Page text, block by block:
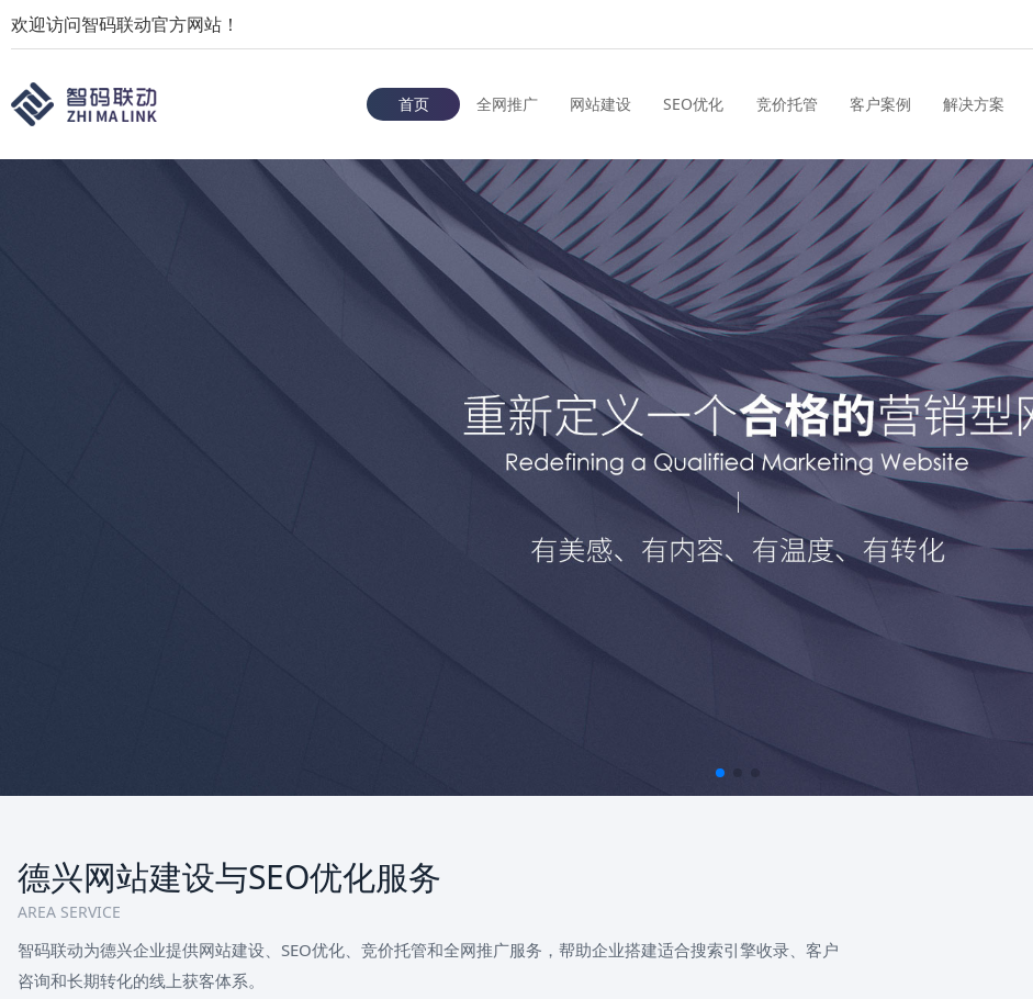
欢迎访问智码联动官方网站！
首页 全网推广 网站建设 SEO优化 竞价托管 客户案例 解决方案
德兴网站建设与SEO优化服务
AREA SERVICE
智码联动为德兴企业提供网站建设、SEO优化、竞价托管和全网推广服务，帮助企业搭建适合搜索引擎收录、客户
咨询和长期转化的线上获客体系。